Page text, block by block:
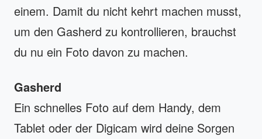
einem. Damit du nicht kehrt machen musst,
um den Gasherd zu kontrollieren, brauchst
du nu ein Foto davon zu machen.
Gasherd
Ein schnelles Foto auf dem Handy, dem
Tablet oder der Digicam wird deine Sorgen